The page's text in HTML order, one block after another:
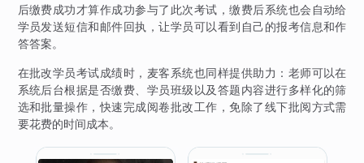
后缴费成功才算作成功参与了此次考试，缴费后系统也会自动给
学员发送短信和邮件回执，让学员可以看到自己的报考信息和作
答答案。
在批改学员考试成绩时，麦客系统也同样提供助力：老师可以在
系统后台根据是否缴费、学员班级以及答题内容进行多样化的筛
选和批量操作，快速完成阅卷批改工作，免除了线下批阅方式需
要花费的时间成本。